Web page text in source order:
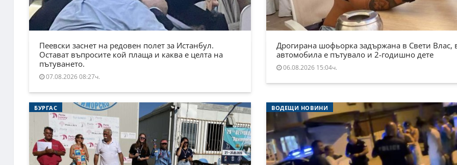
Пеевски заснет на редовен полет за Истанбул.
Остават въпросите кой плаща и каква е целта на
пътуването.
07.08.2026 08:27ч.
Дрогирана шофьорка задържана в Свети Влас,
автомобила е пътувало и 2-годишно дете
06.08.2026 15:04ч.
БУРГАС ВОДЕЩИ НОВИНИ